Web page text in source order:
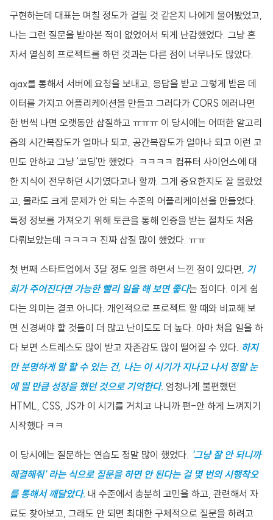
구현하는데 대표는 며칠 정도가 걸릴 것 같은지 나에게 물어봤었고,
나는 그런 질문을 받아본 적이 없었어서 되게 난감했었다. 그냥 혼
자서 열심히 프로젝트를 하던 것과는 다른 점이 너무나도 많았다.
ajax를 통해서 서버에 요청을 보내고, 응답을 받고 그렇게 받은 데
이터를 가지고 어플리케이션을 만들고 그러다가 CORS 에러나면
한 번씩 나면 오랫동안 삽질하고 ㅠㅠㅠ 이 당시에는 어떠한 알고리
즘의 시간복잡도가 얼마나 되고, 공간복잡도가 얼마나 되고 이런 고
민도 안하고 그냥 '코딩'만 했었다. ㅋㅋㅋㅋ 컴퓨터 사이언스에 대
한 지식이 전무하던 시기였다고나 할까. 그게 중요한지도 잘 몰랐었
고, 몰라도 크게 문제가 안 되는 수준의 어플리케이션을 만들었다.
특정 정보를 가져오기 위해 토큰을 통해 인증을 받는 절차도 처음
다뤄보았는데 ㅋㅋㅋㅋ 진짜 삽질 많이 했었다. ㅠㅠ
첫 번째 스타트업에서 3달 정도 일을 하면서 느낀 점이 있다면, 기
회가 주어진다면 가능한 빨리 일을 해 보면 좋다는 점이다. 이게 쉽
다는 의미는 결코 아니다. 개인적으로 프로젝트 할 때와 비교해 보
면 신경써야 할 것들이 더 많고 난이도도 더 높다. 아마 처음 일을 하
다 보면 스트레스도 많이 받고 자존감도 많이 떨어질 수 있다. 하지
만 분명하게 말 할 수 있는 건, 나는 이 시기가 지나고 나서 정말 눈
에 띌 만큼 성장을 했던 것으로 기억한다. 엄청나게 불편했던
HTML, CSS, JS가 이 시기를 거치고 나니까 편-안 하게 느껴지기
시작했다 ㅋㅋ
이 당시에는 질문하는 연습도 정말 많이 했었다. '그냥 잘 안 되니까
해결해줘' 라는 식으로 질문을 하면 안 된다는 걸 몇 번의 시행착오
를 통해서 깨달았다. 내 수준에서 충분히 고민을 하고, 관련해서 자
료도 찾아보고, 그래도 안 되면 최대한 구체적으로 질문을 하려고